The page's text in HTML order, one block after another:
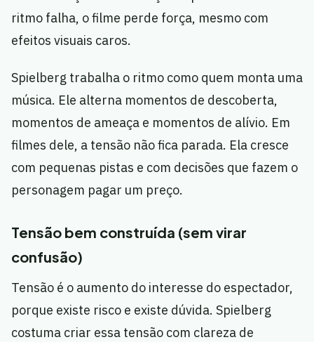
ritmo falha, o filme perde força, mesmo com
efeitos visuais caros.
Spielberg trabalha o ritmo como quem monta uma
música. Ele alterna momentos de descoberta,
momentos de ameaça e momentos de alívio. Em
filmes dele, a tensão não fica parada. Ela cresce
com pequenas pistas e com decisões que fazem o
personagem pagar um preço.
Tensão bem construída (sem virar
confusão)
Tensão é o aumento do interesse do espectador,
porque existe risco e existe dúvida. Spielberg
costuma criar essa tensão com clareza de